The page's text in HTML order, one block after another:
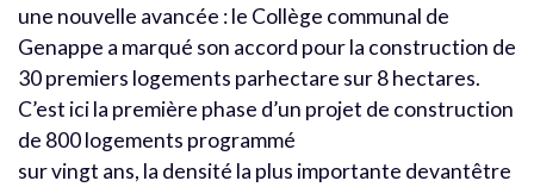
une nouvelle avancée : le Collège communal de
Genappe a marqué son accord pour la construction de
30 premiers logements parhectare sur 8 hectares.
C’est ici la première phase d’un projet de construction
de 800 logements programmé
sur vingt ans, la densité la plus importante devantêtre